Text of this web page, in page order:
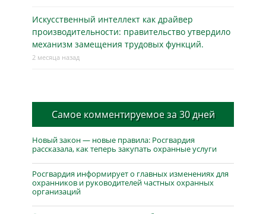
Искусственный интеллект как драйвер
производительности: правительство утвердило
механизм замещения трудовых функций.
2 месяца назад
Самое комментируемое за 30 дней
Новый закон — новые правила: Росгвардия
рассказала, как теперь закупать охранные услуги
Росгвардия информирует о главных изменениях для
охранников и руководителей частных охранных
организаций